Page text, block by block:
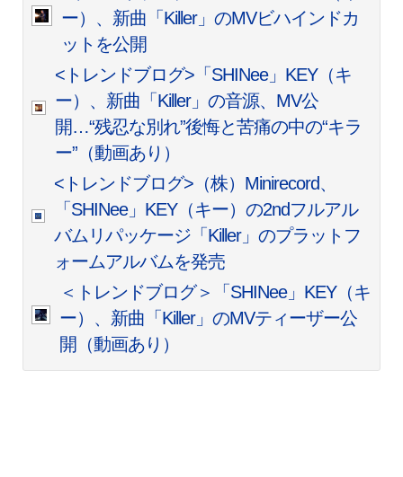
ー）、新曲「Killer」のMVビハインドカ
ットを公開
<トレンドブログ>「SHINee」KEY（キ
ー）、新曲「Killer」の音源、MV公
開…“残忍な別れ”後悔と苦痛の中の“キラ
ー”（動画あり）
<トレンドブログ>（株）Minirecord、
「SHINee」KEY（キー）の2ndフルアル
バムリパッケージ「Killer」のプラットフ
ォームアルバムを発売
＜トレンドブログ＞「SHINee」KEY（キ
ー）、新曲「Killer」のMVティーザー公
開（動画あり）